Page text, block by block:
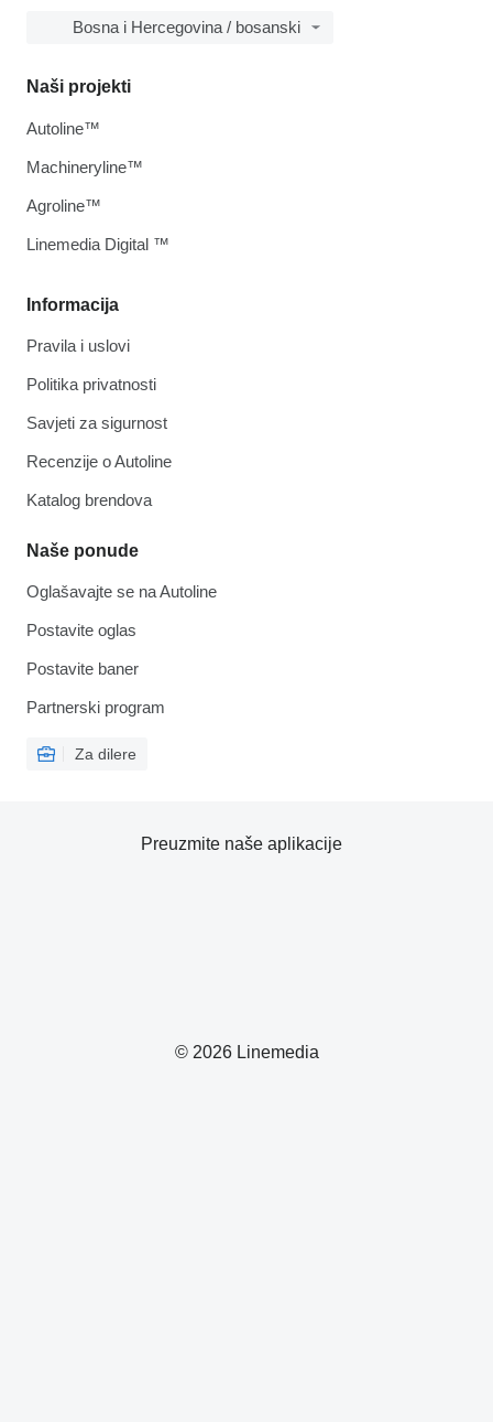
Bosna i Hercegovina / bosanski
Informacija
Pravila i uslovi
Politika privatnosti
Savjeti za sigurnost
Recenzije o Autoline
Katalog brendova
Naše ponude
Oglašavajte se na Autoline
Postavite oglas
Postavite baner
Partnerski program
Za dilere
Naši projekti
Autoline™
Machineryline™
Agroline™
Linemedia Digital ™
© 2026 Linemedia
Preuzmite naše aplikacije